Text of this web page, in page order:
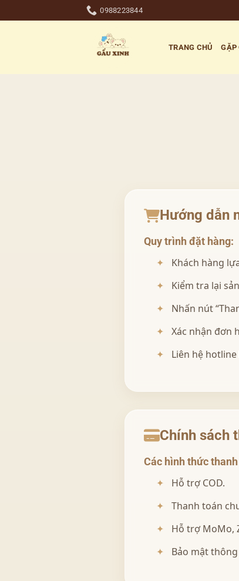
qua
0988223844
TRANG CHỦ GẶP
Hướng dẫn
Quy trình đặt hàng:
Khách hàng
Kiểm tra lại
Nhấn nút
Xác nhận đơn
Liên hệ
Chính sách
Các hình thức
Hỗ trợ COD.
Thanh toán
Hỗ trợ MoMo,
Bảo mật